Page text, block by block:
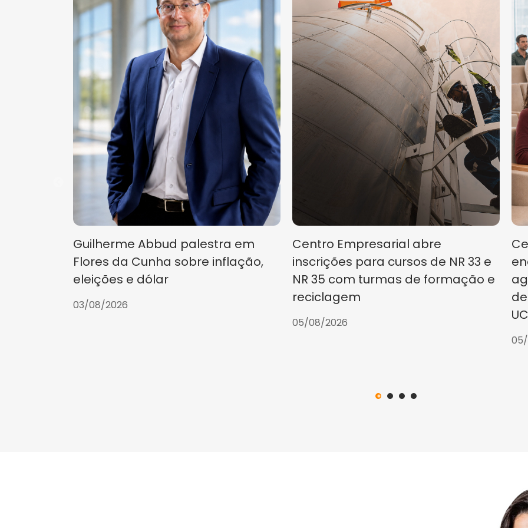
Guilherme Abbud palestra em
Flores da Cunha sobre inflação,
eleições e dólar
03/08/2026
Centro Empresarial abre
inscrições para cursos de NR 33 e
NR 35 com turmas de formação e
reciclagem
05/08/2026